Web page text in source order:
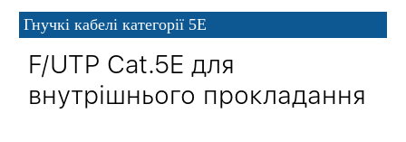
Гнучкі кабелі категорії 5Е
F/UTP Cat.5E для
внутрішнього прокладання